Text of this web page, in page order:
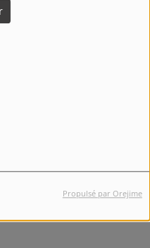
Propulsé par Orejime
Suicide Phenix pour la